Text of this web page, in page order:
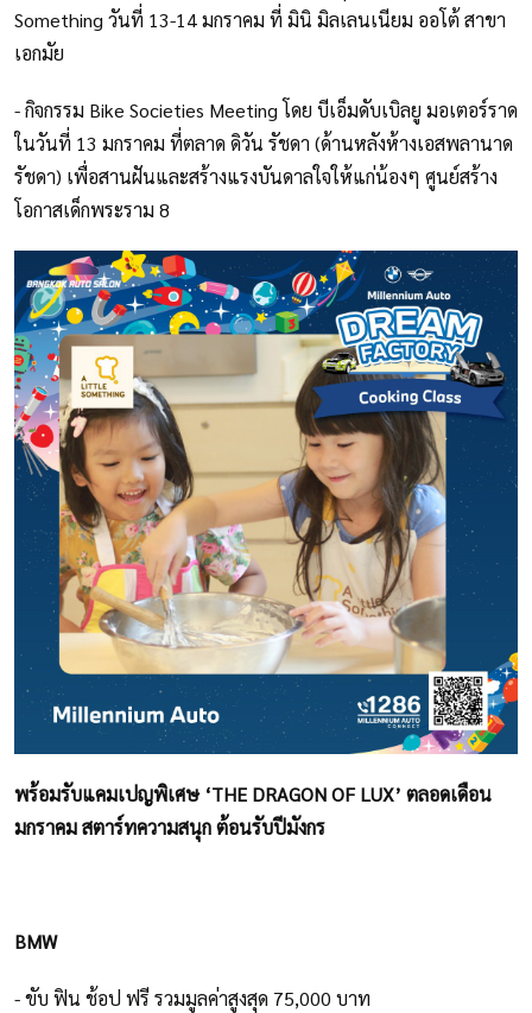
Something วันที่ 13-14 มกราคม ที่ มินิ มิลเลนเนียม ออโต้ สาขา
เอกมัย
- กิจกรรม Bike Societies Meeting โดย บีเอ็มดับเบิลยู มอเตอร์ราด
ในวันที่ 13 มกราคม ที่ตลาด ดิวัน รัชดา (ด้านหลังห้างเอสพลานาด
รัชดา) เพื่อสานฝันและสร้างแรงบันดาลใจให้แก่น้องๆ ศูนย์สร้าง
โอกาสเด็กพระราม 8
พร้อมรับแคมเปญพิเศษ ‘THE DRAGON OF LUX’ ตลอดเดือน
มกราคม สตาร์ทความสนุก ต้อนรับปีมังกร
BMW
- ขับ ฟิน ช้อป ฟรี รวมมูลค่าสูงสุด 75,000 บาท